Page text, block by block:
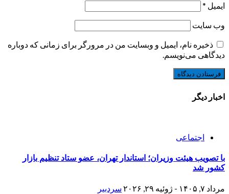
ایمیل *
وب‌ سایت
ذخیره نام، ایمیل و وبسایت من در مرورگر برای زمانی که دوباره
دیدگاهی می‌نویسم.
اخبار دیگر
اجتماعی
با تصویب هیئت وزیران؛ استاندار تهران، عضو ستاد تنظیم بازار
کشور شد
مرداد ۷, ۱۴۰۵ - ژوئیه ۲۹, ۲۰۲۶ سردبیر